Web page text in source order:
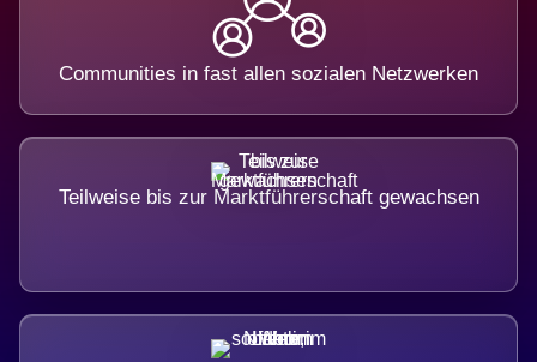
Communities in fast allen sozialen Netzwerken
Teilweise bis zur Marktführerschaft gewachsen